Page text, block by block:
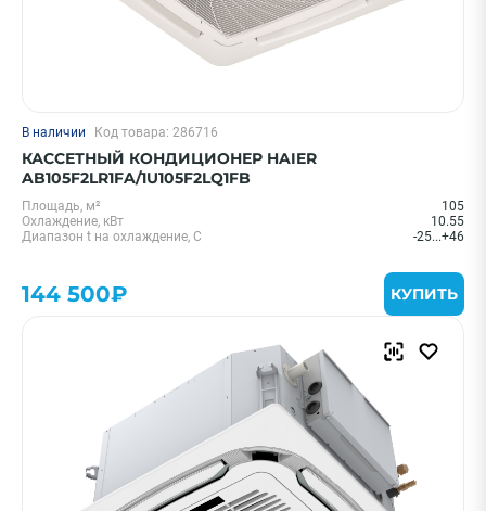
В наличии Код товара: 286716
КАССЕТНЫЙ КОНДИЦИОНЕР HAIER
AB105F2LR1FA/1U105F2LQ1FB
Площадь, м²
105
Охлаждение, кВт
10.55
Диапазон t на охлаждение, С
-25...+46
144 500₽ КУПИТЬ